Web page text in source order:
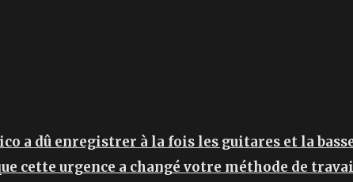
a dû enregistrer à la fois les guitares et la
cette urgence a changé votre méthode de